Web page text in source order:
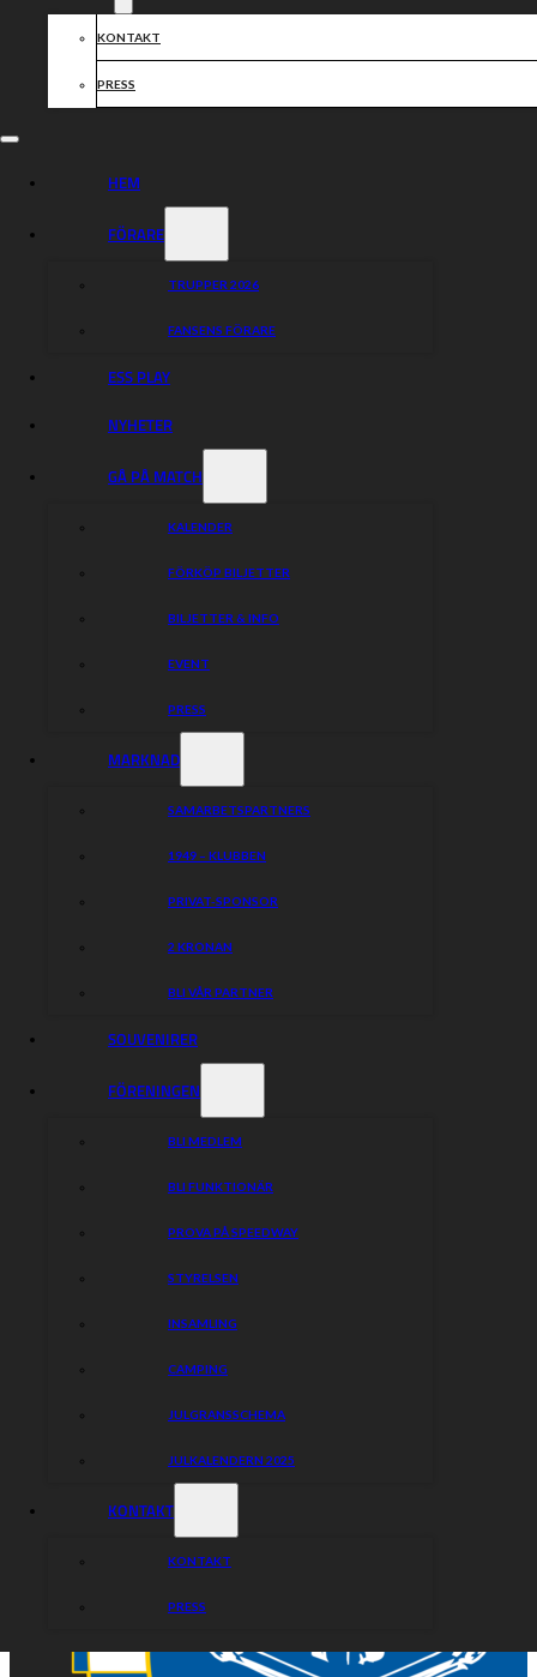
KONTAKT
PRESS
HEM
FÖRARE
TRUPPER 2026
FANSENS FÖRARE
ESS PLAY
NYHETER
GÅ PÅ MATCH
KALENDER
FÖRKÖP BILJETTER
BILJETTER & INFO
EVENT
PRESS
MARKNAD
SAMARBETSPARTNERS
1949 – KLUBBEN
PRIVAT-SPONSOR
2 KRONAN
BLI VÅR PARTNER
SOUVENIRER
FÖRENINGEN
BLI MEDLEM
BLI FUNKTIONÄR
PROVA PÅ SPEEDWAY
STYRELSEN
INSAMLING
CAMPING
JULGRANSSCHEMA
JULKALENDERN 2025
KONTAKT
KONTAKT
PRESS